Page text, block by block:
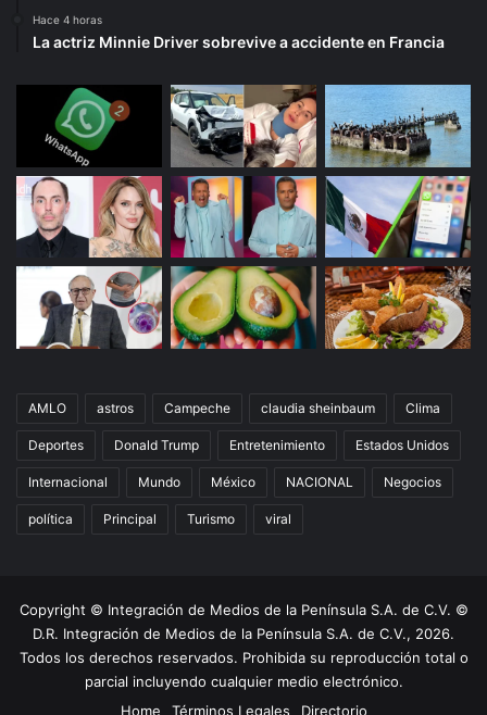
Hace 4 horas
La actriz Minnie Driver sobrevive a accidente en Francia
AMLO astros Campeche claudia sheinbaum Clima
Deportes Donald Trump Entretenimiento Estados Unidos
Internacional Mundo México NACIONAL Negocios
política Principal Turismo viral
Copyright © Integración de Medios de la Península S.A. de C.V. ©
D.R. Integración de Medios de la Península S.A. de C.V., 2026.
Todos los derechos reservados. Prohibida su reproducción total o
parcial incluyendo cualquier medio electrónico.
Home
Términos Legales Directorio